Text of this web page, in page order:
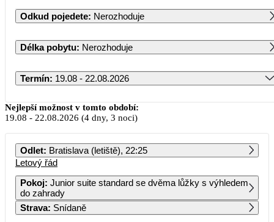
Odkud pojedete: Nerozhoduje
Délka pobytu: Nerozhoduje
Termín: 19.08 - 22.08.2026
Srpen 2026
PO ÚT ST ČT PÁ SO NE
3 4 5 6 7 8 9
Nejlepší možnost v tomto období:
19.08 - 22.08.2026 (4 dny, 3 noci)
Odlet: Bratislava (letiště), 22:25
Letový řád
Pokoj: Junior suite standard se dvěma lůžky s výhledem
do zahrady
Strava: Snídaně